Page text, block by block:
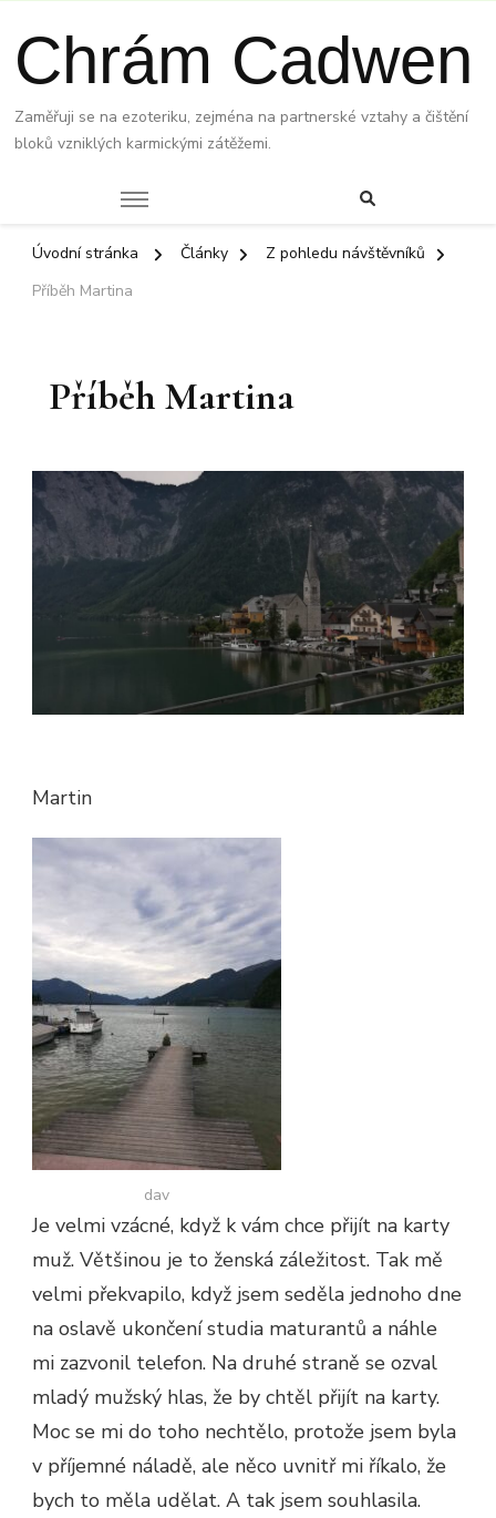
Chrám Cadwen
Zaměřuji se na ezoteriku, zejména na partnerské vztahy a čištění
bloků vzniklých karmickými zátěžemi.
Úvodní stránka Články
Z pohledu návštěvníků
Příběh Martina
Příběh Martina
Martin
dav
Je velmi vzácné, když k vám chce přijít na karty
muž. Většinou je to ženská záležitost. Tak mě
velmi překvapilo, když jsem seděla jednoho dne
na oslavě ukončení studia maturantů a náhle
mi zazvonil telefon. Na druhé straně se ozval
mladý mužský hlas, že by chtěl přijít na karty.
Moc se mi do toho nechtělo, protože jsem byla
v příjemné náladě, ale něco uvnitř mi říkalo, že
bych to měla udělat. A tak jsem souhlasila.